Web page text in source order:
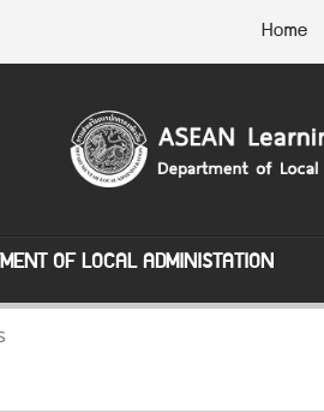
Home
OF LOCAL ADMINISTATION